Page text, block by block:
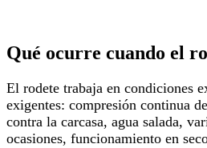
Qué ocurre cuando el
El rodete trabaja en condiciones
exigentes: compresión continua
contra la carcasa, agua salada,
ocasiones, funcionamiento en